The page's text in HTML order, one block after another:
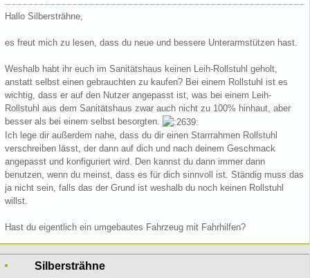
Hallo Silbersträhne,
es freut mich zu lesen, dass du neue und bessere Unterarmstützen hast.
Weshalb habt ihr euch im Sanitätshaus keinen Leih-Rollstuhl geholt,
anstatt selbst einen gebrauchten zu kaufen? Bei einem Rollstuhl ist es
wichtig, dass er auf den Nutzer angepasst ist, was bei einem Leih-
Rollstuhl aus dem Sanitätshaus zwar auch nicht zu 100% hinhaut, aber
besser als bei einem selbst besorgten.
Ich lege dir außerdem nahe, dass du dir einen Starrrahmen Rollstuhl
verschreiben lässt, der dann auf dich und nach deinem Geschmack
angepasst und konfiguriert wird. Den kannst du dann immer dann
benutzen, wenn du meinst, dass es für dich sinnvoll ist. Ständig muss das
ja nicht sein, falls das der Grund ist weshalb du noch keinen Rollstuhl
willst.
Hast du eigentlich ein umgebautes Fahrzeug mit Fahrhilfen?
Silbersträhne